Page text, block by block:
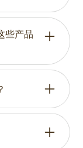
的土壤结
育创造更有
些产品
、容器、高
康，这些产